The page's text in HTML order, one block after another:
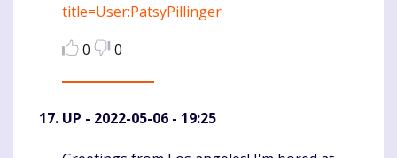
title=User:PatsyPillinger
0
0
UP - 2022-05-06 - 19:25